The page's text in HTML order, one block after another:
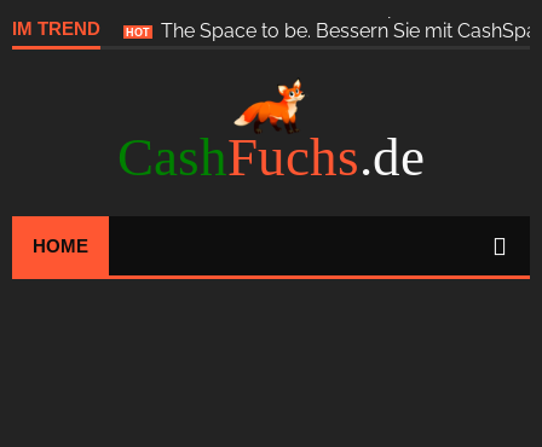
IM TREND NEU Unsere neuste Seite: Coinpool24.de. Paid4
CashFuchs.de
HOME